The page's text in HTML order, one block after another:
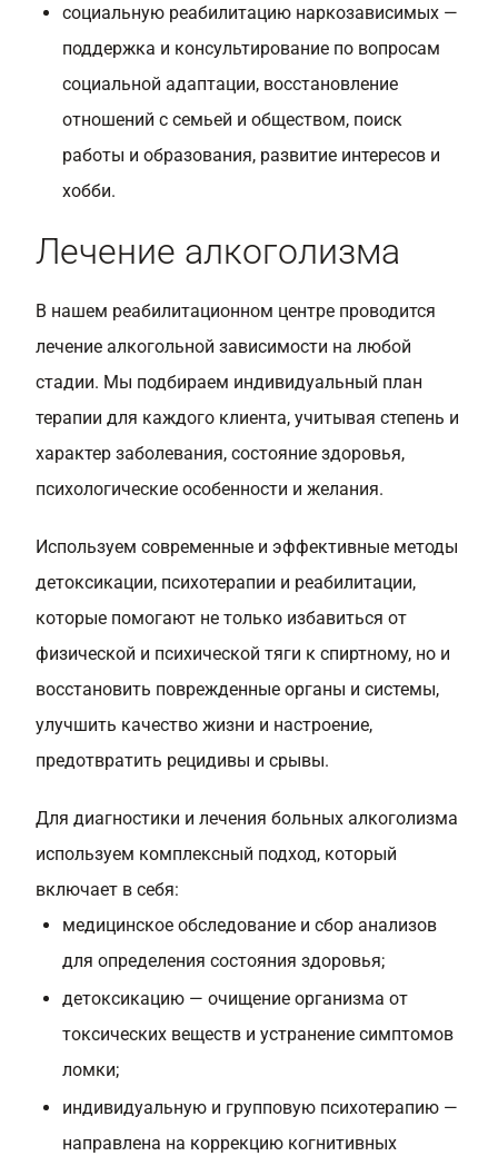
социальную реабилитацию наркозависимых —
поддержка и консультирование по вопросам
социальной адаптации, восстановление
отношений с семьей и обществом, поиск
работы и образования, развитие интересов и
хобби.
Лечение алкоголизма
В нашем реабилитационном центре проводится
лечение алкогольной зависимости на любой
стадии. Мы подбираем индивидуальный план
терапии для каждого клиента, учитывая степень и
характер заболевания, состояние здоровья,
психологические особенности и желания.
Используем современные и эффективные методы
детоксикации, психотерапии и реабилитации,
которые помогают не только избавиться от
физической и психической тяги к спиртному, но и
восстановить поврежденные органы и системы,
улучшить качество жизни и настроение,
предотвратить рецидивы и срывы.
Для диагностики и лечения больных алкоголизма
используем комплексный подход, который
включает в себя:
медицинское обследование и сбор анализов
для определения состояния здоровья;
детоксикацию — очищение организма от
токсических веществ и устранение симптомов
ломки;
индивидуальную и групповую психотерапию —
направлена на коррекцию когнитивных